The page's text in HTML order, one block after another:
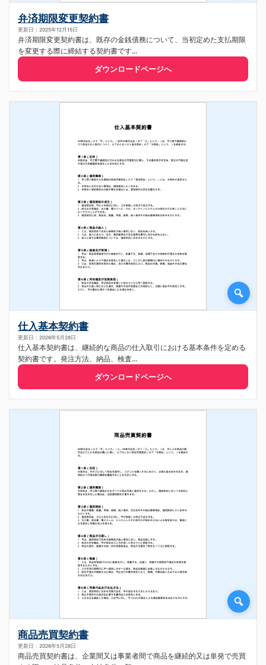
弁済期限変更契約書
更新日：2025年12月15日
弁済期限変更契約書は、既存の金銭債務について、当初定めた支払期限
を変更する際に締結する契約書です...
ダウンロードページへ
仕入基本契約書
更新日：2026年5月28日
仕入基本契約書は、継続的な商品の仕入取引における基本条件を定める
契約書です。発注方法、納品、検査...
ダウンロードページへ
商品売買契約書
更新日：2026年5月28日
商品売買契約書は、企業間又は事業者間で商品を継続的又は単発で売買